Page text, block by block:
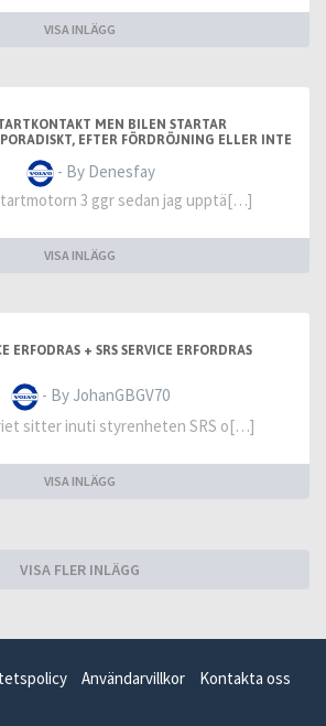
VISA INLÄGG
MEN BILEN STARTAR
EFTER FÖRDRÖJNING ELLER INTE
- By Denesfay
3 ggr sedan jag upptä[…]
VISA INLÄGG
ERFODRAS + SRS SERVICE ERFORDRAS
- By JohanGBGV70
sitter inuti styrenheten SRS o[…]
VISA INLÄGG
VISA FLER INLÄGG
Användarvillkor Kontakta oss